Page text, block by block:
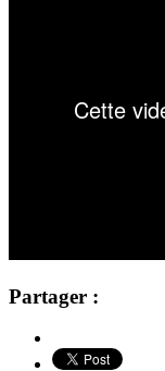
Partager :